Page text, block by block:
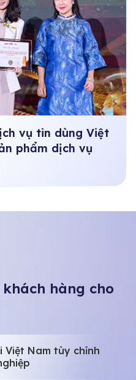
vụ tin dùng Việt
phẩm dịch vụ
hàng cho
Việt Nam tùy chỉnh